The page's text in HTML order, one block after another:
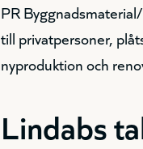
PR
till privatpersoner,
nyproduktion och
Lindabs